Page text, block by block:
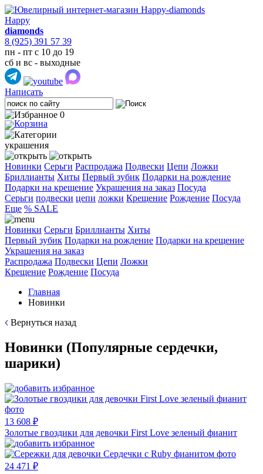
Happy
diamonds
8 (925) 391 57 39
пн - пт с 10 до 19
сб и вс - выходные
Написать
0
украшения
Новинки Серьги Распродажа Подвески Цепи Ложки
Бриллианты Хиты Первый зубик Подарки на рождение
Подарки на крещение Украшения на заказ Посуда
Cерьги подвески цепи ложки Крещение Рождение Посуда
Еще % SALE
Новинки Серьги Бриллианты Хиты
Первый зубик Подарки на рождение Подарки на крещение
Украшения на заказ
Распродажа Подвески Цепи Ложки
Крещение Рождение Посуда
Главная
Новинки
Вернуться назад
Новинки (Популярные сердечки,
шарики)
13 608 ₽
Золотые гвоздики для девочки First Love зеленый фианит
24 471 ₽